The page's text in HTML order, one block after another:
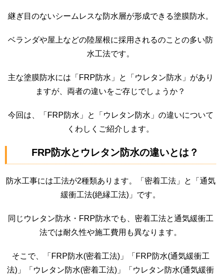
継ぎ目のないシームレスな防水層が形成できる塗膜防水。
ベランダや屋上などの陸屋根に採用されるのことの多い防
水工法です。
主な塗膜防水には「FRP防水」と「ウレタン防水」 があり
ますが、両者の違いをご存じでしょうか？
今回は、「FRP防水」と「ウレタン防水」の違いについて
くわしくご紹介します。
FRP防水とウレタン防水の違いとは？
防水工事には工法が2種類あります。「密着工法」と「通気
緩衝工法(絶縁工法)」です。
同じウレタン防水・FRP防水でも、 密着工法と通気緩衝工
法では耐久性や施工費用も異なります。
そこで、「FRP防水(密着工法)」「FRP防水(通気緩衝工
法)」「ウレタン防水(密着工法)」「ウレタン防水(通気緩衝